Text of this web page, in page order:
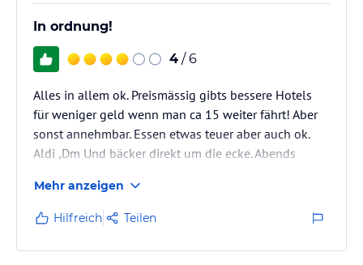
In ordnung!
4 / 6
Alles in allem ok. Preismässig gibts bessere Hotels
für weniger geld wenn man ca 15 weiter fährt! Aber
sonst annehmbar. Essen etwas teuer aber auch ok.
Aldi ,Dm Und bäcker direkt um die ecke. Abends
zum Düsseldorf Hbf.
Mehr anzeigen
Hilfreich Teilen